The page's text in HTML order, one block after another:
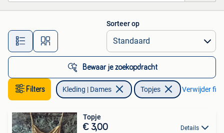
Alle afstanden…
Sorteer op
Bewaar je zoekopdracht
Filters Kleding | Dames Topjes Verwijder
Topje
€ 3,00 Details